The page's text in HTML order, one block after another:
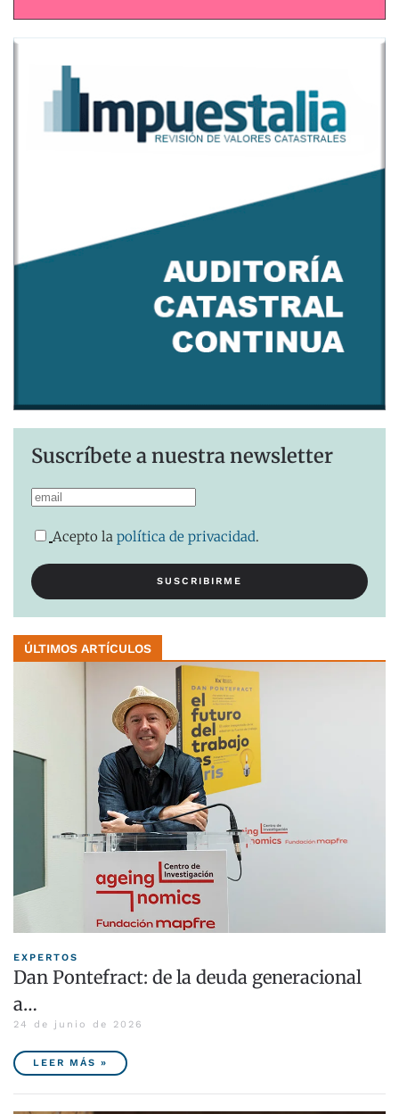
Suscríbete a nuestra newsletter
Acepto la política de privacidad.
ÚLTIMOS ARTÍCULOS
EXPERTOS
Dan Pontefract: de la deuda generacional
a…
24 de junio de 2026
LEER MÁS »